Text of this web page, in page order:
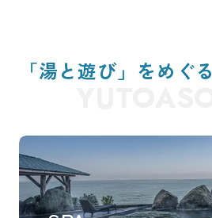
「湯と遊び」をめぐる